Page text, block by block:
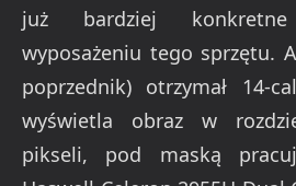
już bardziej
wyposażeniu tego sprzętu.
poprzednik) otrzymał 14-
wyświetla obraz w
pikseli, pod maską